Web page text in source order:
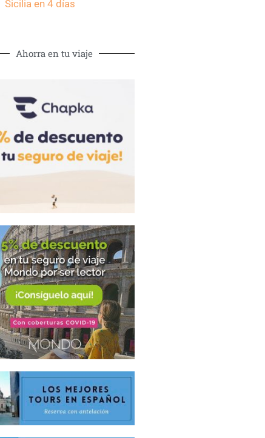
Sicilia en 4 días
Ahorra en tu viaje